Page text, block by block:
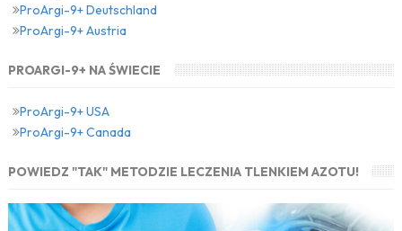
ProArgi-9+ Deutschland
ProArgi-9+ Austria
PROARGI-9+ NA ŚWIECIE
ProArgi-9+ USA
ProArgi-9+ Canada
POWIEDZ "TAK" METODZIE LECZENIA TLENKIEM AZOTU!